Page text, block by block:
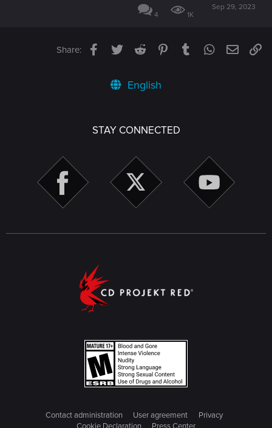
4 1K
Sep 29, 2023
Share: Facebook
TwitterReddit PinterestTumblrWhatsApp
Email
English
STAY CONNECTED
Contact administration User agreement
Privacy